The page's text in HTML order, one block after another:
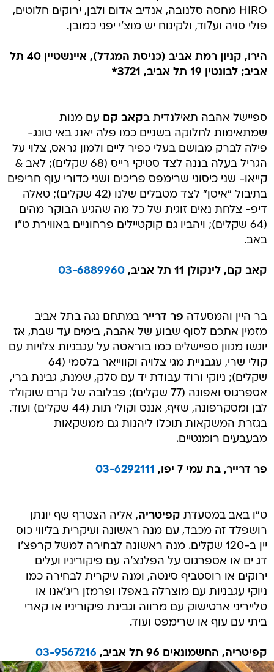
HIRO מחסה סלנובה, אנדיב אדום ולבן, ירוקים חלוטים,
פולי סויה וע7וד, ולקינוח יש מוצ'י יפני כמובן.
הירו, קניון רמת אביב (כניסת המגדל), איינשטיין 40 תל
אביב; לבונטין 19 תל אביב, 3721*
ספיישל אהבה תאילנדית בקאב קם עם מנות
שמתאימות לחלוקה בשניים כמו פלה יאנג באי טונג-
פילה לברק מבושם בעלי כפיר ליים ולמון גראס, צלוי על
הגריל בעלה בננה לצד סטיקי רייס (68 שקלים); לאב &
קייאו- שני כיסוני שרימפס פריכים ושני כדורי עוף חריפים
בתיבול "איסן" לצד מטבלים שלנו (42 שקלים); טאלה
דיפ- צלחת נאים זוגית של כל מה שהגיע הבוקר מהים
(64 שקלים); ויהביו גם קוקטיילים פרחוניים באווירת ט"ו
באב.
קאב קם, לינקולן 11 תל אביב, 03-6889960
בר היין והמסעדה פר דרייר במתחם נגה בתל אביב
מזמין אתכם לסוף שבוע של אהבה, בימים עד שבת, אז
יוגשו מגוון ספיישלים כמו בוראטה על עגבניות צלויות עם
קולי שרי, עגבניית מגי צלויה וקווייאר בלסמי (64
שקלים); ניוקי ורוד עבודת יד עם סלק, שמנת, גבינת ברי,
אספרגוס ואפונה (77 שקלים); פבלובה של קרם שוקולד
לבן ומסקרפונה, שזיף, אננס וקולי תות (44 שקלים) ועוד.
בגזרת המשקאות תוכלו ליהנות גם ממשקאות
מבעבעים רומנטיים.
פר דרייר, בת עמי 7 יפו, 03-6292111
ט"ו באב במסעדת קפיטריה, אליה הצטרף שף יונתן
רושפלד זה מכבד, עם מנה ראשונה ועיקרית בליווי כוס
יין ב-120 שקלים. מנה ראשונה לבחירה למשל קרפצ'ו
דג ים או אספרגוס על הפלנצ'ה עם פיקוריניו ועלים
ירוקים או רוסטביף סינטה, ומנה עיקרית לבחירה כמו
ניוקי עגבניות עם מוצרלה באפלו ופרמזן ריג'אנו או
טלייריני ארטישוק עם מרווה וגבינת פיקוריניו או קארי
ביתי עם עוף או שרימפס ועוד.
קפיטריה, החשמונאים 96 תל אביב, 03-9567216